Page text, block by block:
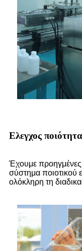
Ελεγχος
Έχουμε προηγμένες
σύστημα
ολόκληρη τη